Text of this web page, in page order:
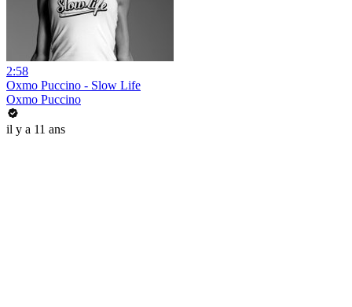
2:58
Oxmo Puccino - Slow Life
Oxmo Puccino
il y a 11 ans